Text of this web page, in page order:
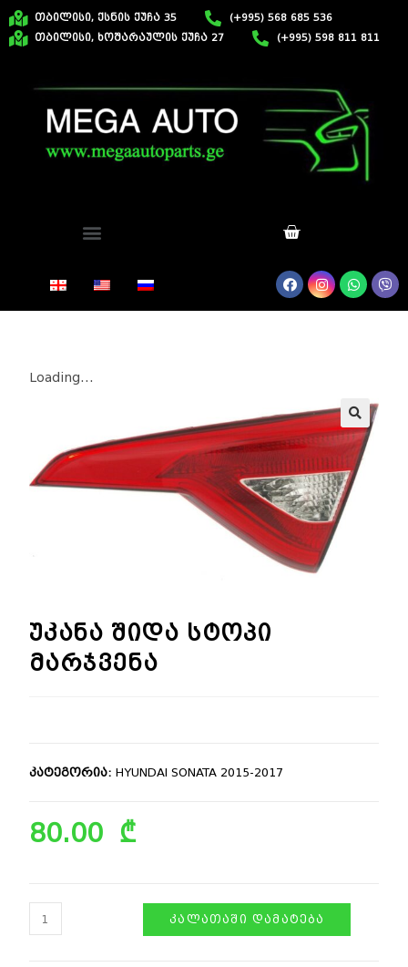
თბილისი, ქსნის ქუჩა 35
(+995) 568 685 536
თბილისი, ხოშარაულის ქუჩა 27
(+995) 598 811 811
Loading...
🔍
უკანა შიდა სტოპი
მარჯვენა
კატეგორია:HYUNDAI SONATA 2015-2017
80.00 ₾
ᲙᲐᲚᲐᲗᲐᲨᲘ ᲓᲐᲛᲐᲢᲔᲑᲐ